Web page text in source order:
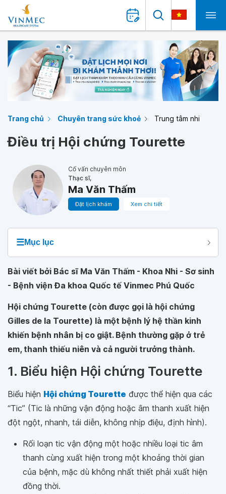
Trang chủ Chuyên trang sức khoẻ Trung tâm nhi
Điều trị Hội chứng Tourette
Cố vấn chuyên môn
Thạc sĩ,
Ma Văn Thấm
Đặt lịch khám Xem chi tiết
☰Mục lục
Bài viết bởi Bác sĩ Ma Văn Thấm - Khoa Nhi - Sơ sinh
- Bệnh viện Đa khoa Quốc tế Vinmec Phú Quốc
Hội chứng Tourette (còn được gọi là hội chứng
Gilles de la Tourette) là một bệnh lý hệ thần kinh
khiến bệnh nhân bị co giật. Bệnh thường gặp ở trẻ
em, thanh thiếu niên và cả người trưởng thành.
1. Biểu hiện Hội chứng Tourette
Biểu hiện Hội chứng Tourette được thể hiện qua các
“Tic” (Tic là những vận động hoặc âm thanh xuất hiện
đột ngột, nhanh, tái diễn, không nhịp điệu, định hình).
Rối loạn tic vận động một hoặc nhiều loại tic âm
thanh cùng xuất hiện trong một khoảng thời gian
của bệnh, mặc dù không nhất thiết phải xuất hiện
đồng thời.